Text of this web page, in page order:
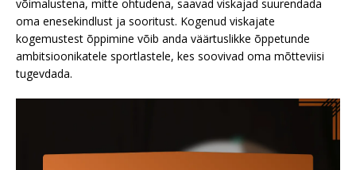
võimalustena, mitte ohtudena, saavad viskajad suurendada
oma enesekindlust ja sooritust. Kogenud viskajate
kogemustest õppimine võib anda väärtuslikke õppetunde
ambitsioonikatele sportlastele, kes soovivad oma mõtteviisi
tugevdada.